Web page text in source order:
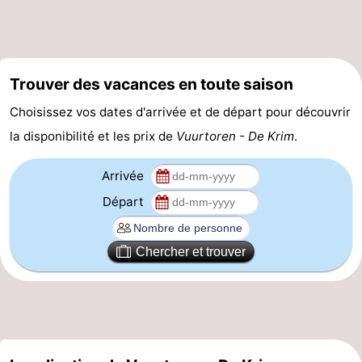
de
Parcours
mini-
golf
Nature
guidées
Sports
-
Faire
du
-
Randonnée
-
Trouver des vacances en toute saison
Choisissez vos dates d'arrivée et de départ pour découvrir
la disponibilité et les prix de Vuurtoren - De Krim.
Arrivée
Départ
Chercher et trouver